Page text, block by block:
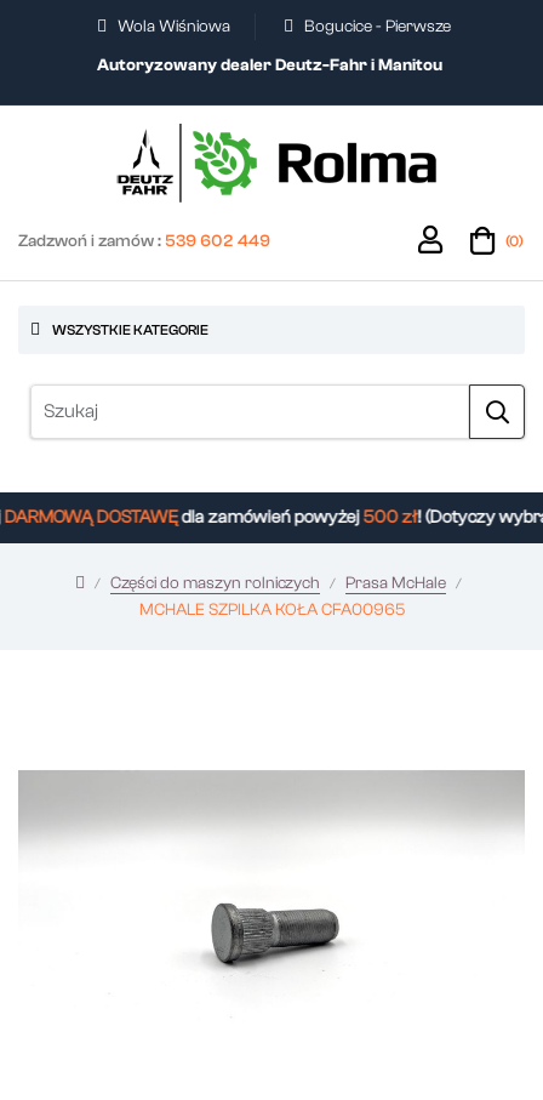
Wola Wiśniowa
Bogucice - Pierwsze
Autoryzowany dealer Deutz-Fahr i Manitou
Zadzwoń i zamów :539 602 449 (0)
WSZYSTKIE KATEGORIE
DOSTAWĘdla zamówień powyżej500 zł! (Dotyczy
Części do maszyn rolniczych
Prasa McHale
MCHALE SZPILKA KOŁA CFA00965